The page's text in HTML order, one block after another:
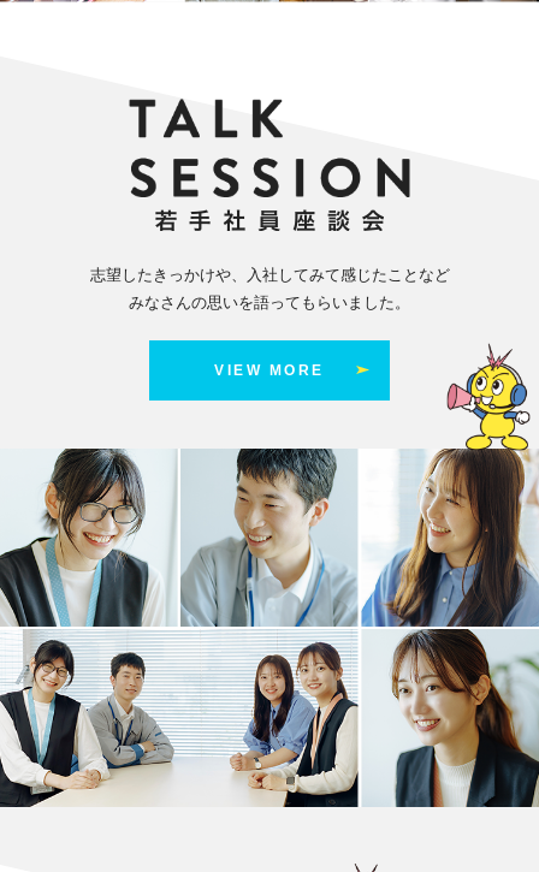
志望したきっかけや、入社してみて感じたことなど
みなさんの思いを語ってもらいました。
VIEW MORE